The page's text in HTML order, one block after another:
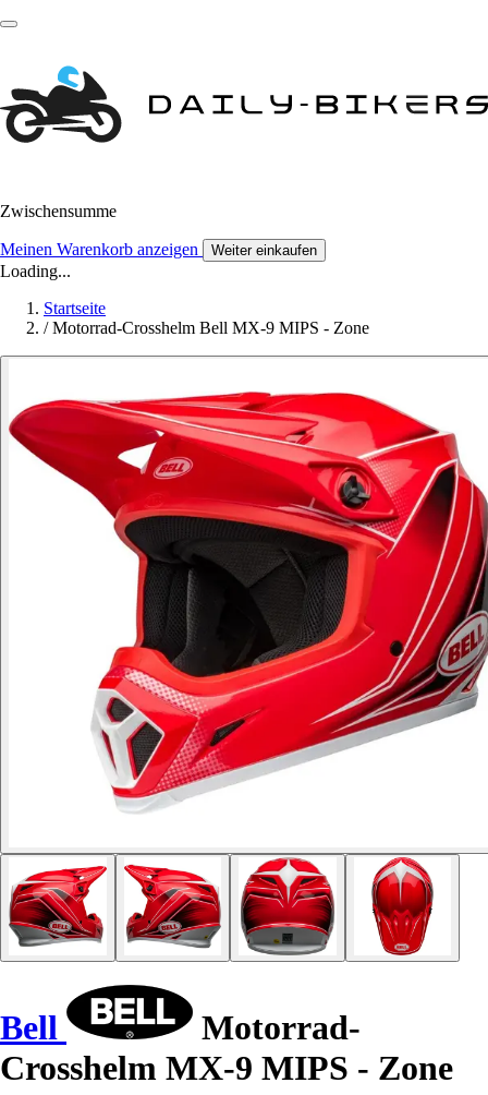
Zwischensumme
Meinen Warenkorb anzeigen Weiter einkaufen
Loading...
Startseite
/ Motorrad-Crosshelm Bell MX-9 MIPS - Zone
Bell
Motorrad-
Crosshelm MX-9 MIPS - Zone